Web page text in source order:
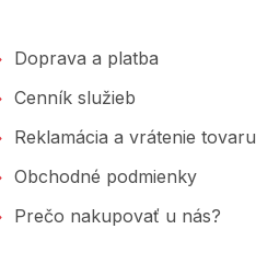
Doprava a platba
Cenník služieb
Reklamácia a vrátenie tovaru
Obchodné podmienky
Prečo nakupovať u nás?